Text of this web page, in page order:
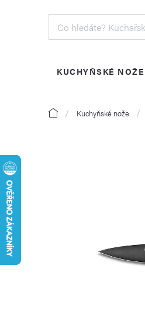
KUCHYŇSKÉ NOŽE
Domů Kuchyňské nože